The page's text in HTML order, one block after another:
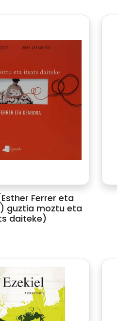
Ferrer eta
guztia moztu eta
daiteke)